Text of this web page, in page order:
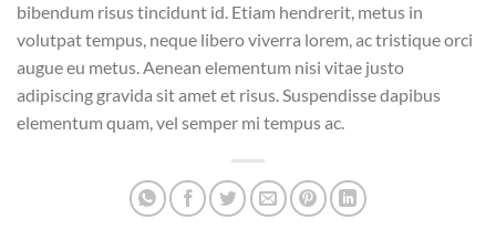
bibendum risus tincidunt id. Etiam hendrerit, metus in
volutpat tempus, neque libero viverra lorem, ac tristique orci
augue eu metus. Aenean elementum nisi vitae justo
adipiscing gravida sit amet et risus. Suspendisse dapibus
elementum quam, vel semper mi tempus ac.